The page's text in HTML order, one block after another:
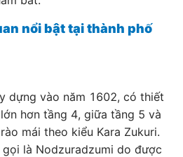
nổi bật tại thành phố
dựng vào năm 1602, có thiết
hơn tầng 4, giữa tầng 5 và
mái theo kiểu Kara Zukuri.
là Nodzuradzumi do được